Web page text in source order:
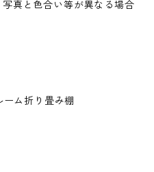
真と色合い等が異なる場合
ム折り畳み棚